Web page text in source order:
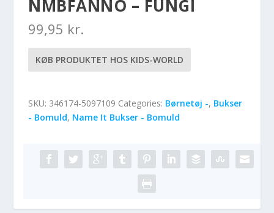
NMBFANNO – FUNGI
99,95 kr.
KØB PRODUKTET HOS KIDS-WORLD
SKU: 346174-5097109 Categories: Børnetøj -, Bukser
- Bomuld, Name It Bukser - Bomuld